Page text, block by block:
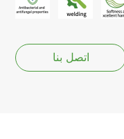
اتصل بنا